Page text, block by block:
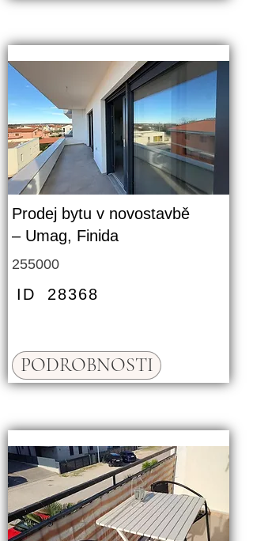
Prodej bytu v novostavbě
– Umag, Finida
255000
ID 28368
PODROBNOSTI